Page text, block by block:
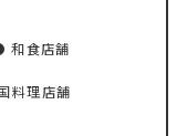
和食店舗
料理店舗